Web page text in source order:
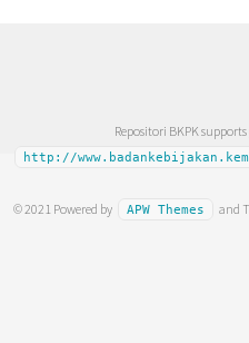
Repositori BKPK supports
http://
© 2021 Powered by APW Themes and